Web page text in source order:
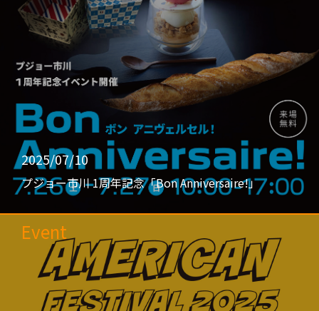
2025/07/10
プジョー市川 1周年記念「Bon Anniversaire!」
Event